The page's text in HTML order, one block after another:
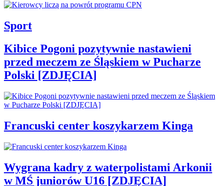
Sport
Kibice Pogoni pozytywnie nastawieni
przed meczem ze Śląskiem w Pucharze
Polski [ZDJĘCIA]
Francuski center koszykarzem Kinga
Wygrana kadry z waterpolistami Arkonii
w MŚ juniorów U16 [ZDJĘCIA]